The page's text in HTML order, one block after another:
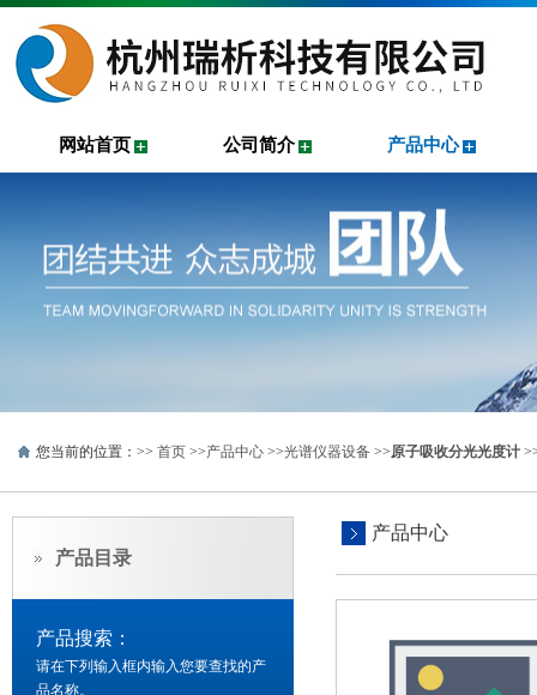
网站首页 公司简介 产品中心
您当前的位置：>> 首页 >>产品中心 >>光谱仪器设备 >>原子吸收分光光度计
产品目录
产品搜索：
请在下列输入框内输入您要查找的产
品名称。
产品中心